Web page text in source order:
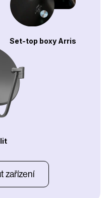
Set-top boxy Arris
zařízení